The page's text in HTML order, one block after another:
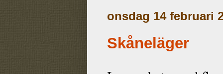
onsdag 14 februari
Skåneläger